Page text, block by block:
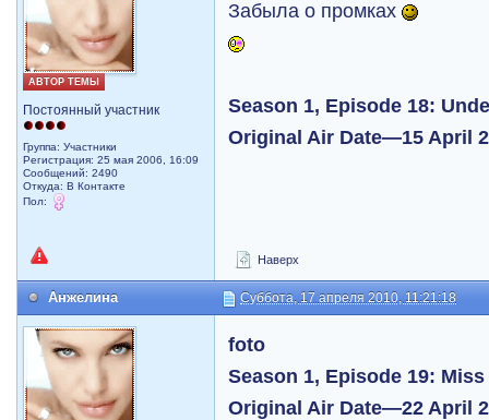
АВТОР ТЕМЫ
Постоянный участник
Группа: Участники
Регистрация: 25 мая 2006, 16:09
Сообщений: 2490
Откуда: В Контакте
Пол:
Забыла о промках
Season 1, Episode 18:
Original Air Date—15 April
Наверх
Анжелина Суббота, 17 апреля 2010, 11:21:18
foto
Season 1, Episode 19:
Original Air Date—22 April